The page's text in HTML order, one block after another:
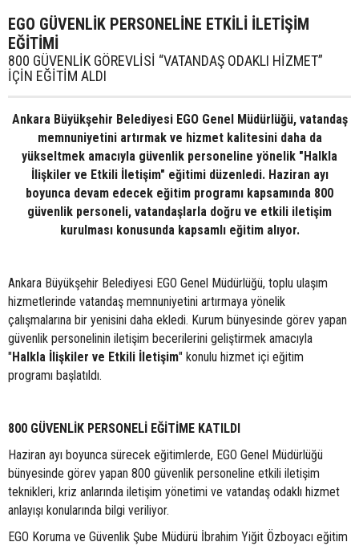
EGO GÜVENLİK PERSONELİNE ETKİLİ İLETİŞİM
EĞİTİMİ
800 GÜVENLİK GÖREVLİSİ “VATANDAŞ ODAKLI HİZMET”
İÇİN EĞİTİM ALDI
Ankara Büyükşehir Belediyesi EGO Genel Müdürlüğü, vatandaş
memnuniyetini artırmak ve hizmet kalitesini daha da
yükseltmek amacıyla güvenlik personeline yönelik "Halkla
İlişkiler ve Etkili İletişim" eğitimi düzenledi. Haziran ayı
boyunca devam edecek eğitim programı kapsamında 800
güvenlik personeli, vatandaşlarla doğru ve etkili iletişim
kurulması konusunda kapsamlı eğitim alıyor.
Ankara Büyükşehir Belediyesi EGO Genel Müdürlüğü, toplu ulaşım
hizmetlerinde vatandaş memnuniyetini artırmaya yönelik
çalışmalarına bir yenisini daha ekledi. Kurum bünyesinde görev yapan
güvenlik personelinin iletişim becerilerini geliştirmek amacıyla
" Halkla İlişkiler ve Etkili İletişim" konulu hizmet içi eğitim
programı başlatıldı.
800 GÜVENLİK PERSONELİ EĞİTİME KATILDI
Haziran ayı boyunca sürecek eğitimlerde, EGO Genel Müdürlüğü
bünyesinde görev yapan 800 güvenlik personeline etkili iletişim
teknikleri, kriz anlarında iletişim yönetimi ve vatandaş odaklı hizmet
anlayışı konularında bilgi veriliyor.
EGO Koruma ve Güvenlik Şube Müdürü İbrahim Yiğit Özboyacı eğitim